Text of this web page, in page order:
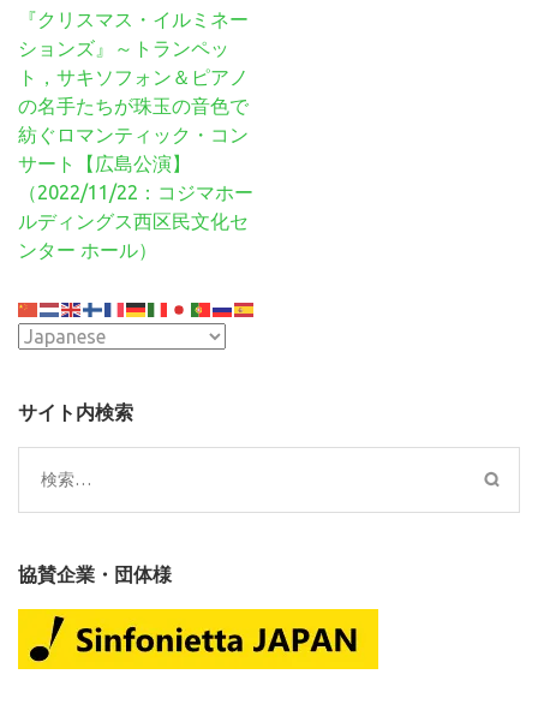
投
稿
ナ
ビ
ゲ
ー
シ
ョ
ン
『クリスマス・イルミネー
ションズ』～トランペッ
ト，サキソフォン＆ピアノ
の名手たちが珠玉の音色で
紡ぐロマンティック・コン
サート【広島公演】
（2022/11/22：コジマホー
ルディングス西区民文化セ
ンター ホール）
サイト内検索
検
索:
協賛企業・団体様